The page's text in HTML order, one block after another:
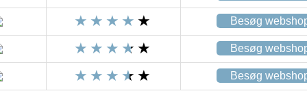
Besøg
Besøg
Besøg